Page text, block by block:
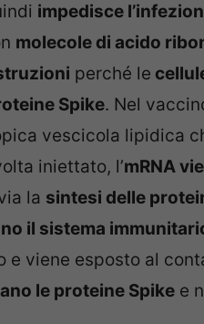
impedisce
molecole di acido
perché le
Spike. Nel
vescicola lipidica
iniettato, l’mRNA
la sintesi delle
il sistema
e viene esposto al
le proteine Spike e